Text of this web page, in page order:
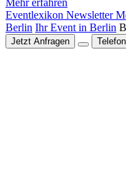
Mehr erfahren
Eventlexikon Newsletter
Berlin Ihr Event in Berlin
Jetzt Anfragen Telefon